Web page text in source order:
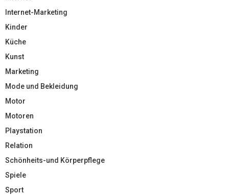
Internet-Marketing
Kinder
Küche
Kunst
Marketing
Mode und Bekleidung
Motor
Motoren
Playstation
Relation
Schönheits-und Körperpflege
Spiele
Sport